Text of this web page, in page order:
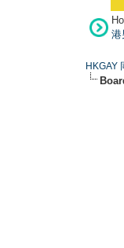
港
HKGAY